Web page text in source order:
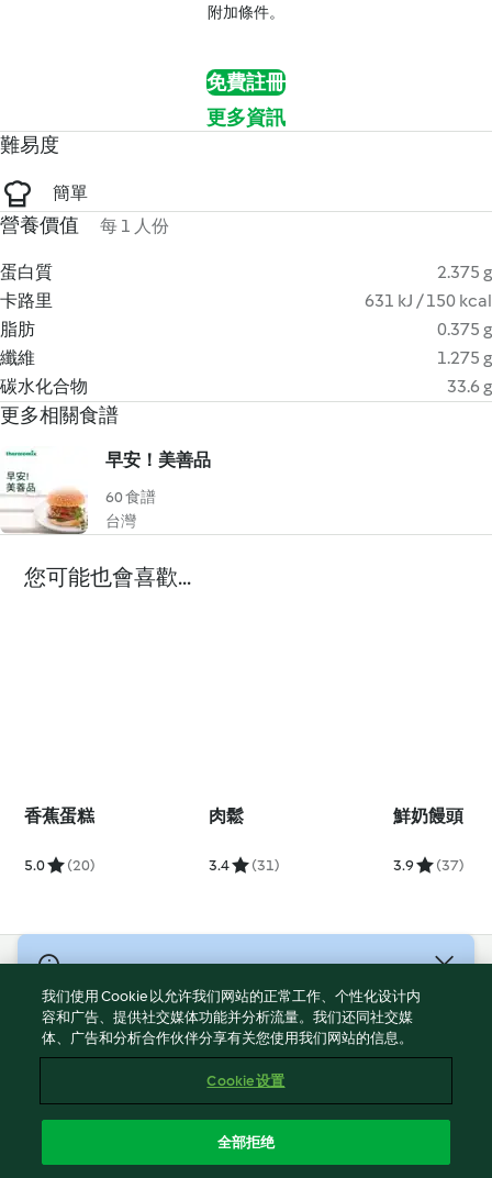
附加條件。
免費註冊
更多資訊
難易度
簡單
營養價值 每 1 人份
蛋白質
2.375 g
卡路里
631 kJ / 150 kcal
脂肪
0.375 g
纖維
1.275 g
碳水化合物
33.6 g
更多相關食譜
早安！美善品
60 食譜
台灣
您可能也會喜歡...
香蕉蛋糕
5.0 (20)
肉鬆
3.4 (31)
鮮奶饅頭
3.9 (37)
服務條款
隱私權政策
網頁所有權
回報内容
我们使用 Cookie 以允许我们网站的正常工作、个性化设计内
容和广告、提供社交媒体功能并分析流量。我们还同社交媒
体、广告和分析合作伙伴分享有关您使用我们网站的信息。
Cookie 设置
全部拒绝